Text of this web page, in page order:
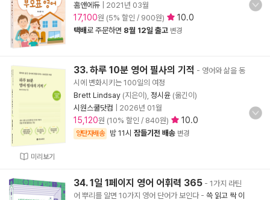
홈앤에듀
2021년 03월
17,100원 (5% 할인 / 900원) 10.0
택배로 주문하면 8월 12일 출고 변경
미리보기
33. 하루 10분 영어 필사의 기적 - 영어와 삶을 동
시에 변화시키는 100일의 여정
Brett Lindsay (지은이), 정시윤 (옮긴이)
시원스쿨닷컴
2026년 01월
15,120원 (10% 할인 / 840원) 10.0
양탄자배송 밤 11시 잠들기전 배송 변경
34. 1일 1페이지 영어 어휘력 365 - 1가지 라틴
어 뿌리를 알면 10가지 영어 단어가 보인다- 쓱 읽고 싹 이